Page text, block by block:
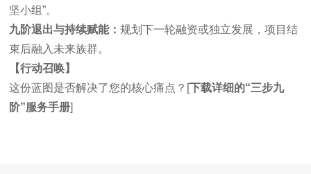
坚小组”。
九阶退出与持续赋能：规划下一轮融资或独立发展，项目结
束后融入未来族群。
【行动召唤】
这份蓝图是否解决了您的核心痛点？[下载详细的“三步九
阶” 服务手册]